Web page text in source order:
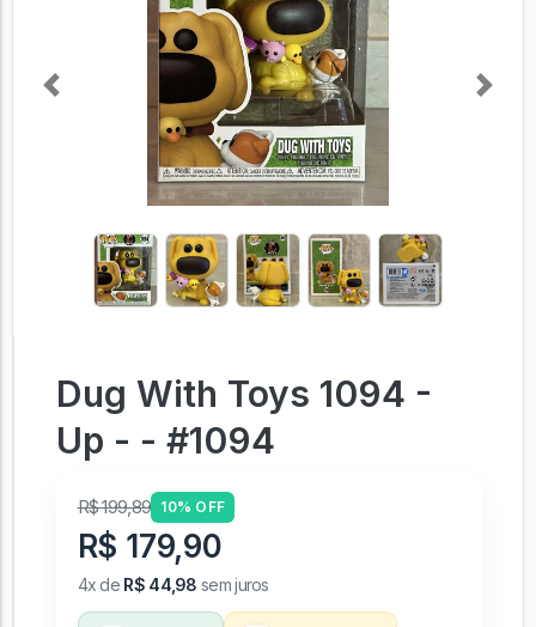
Previous Next
Dug With Toys 1094 -
Up - - #1094
R$ 199,89 10% OFF
R$ 179,90
4x de R$ 44,98 sem juros